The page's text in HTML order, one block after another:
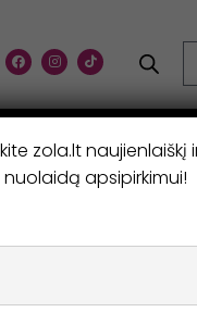
zola.lt naujienlaiškį
nuolaidą apsipirkimui!